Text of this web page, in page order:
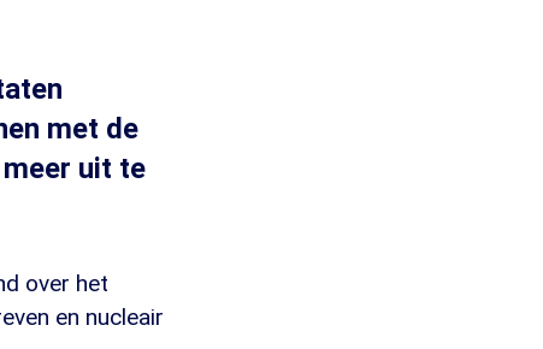
met de
uit te
over het
en nucleair